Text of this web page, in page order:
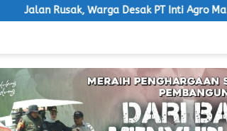
Desak PT Inti Agro Makmur Bertanggung